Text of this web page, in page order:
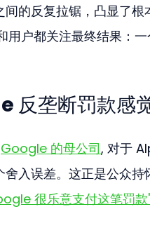
的反复拉锯，凸显了
用户都关注最终结果：
反垄断罚款感
Google 的母公司, 对于
入误差。这正是公众持
很乐意支付这笔罚款